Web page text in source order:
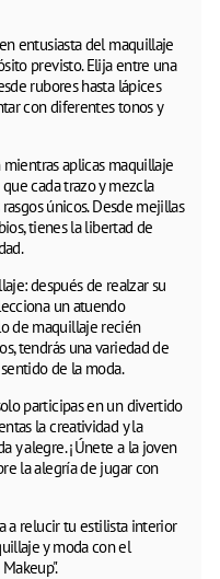
entusiasta del maquillaje
previsto. Elija entre una
rubores hasta lápices
con diferentes tonos y
aplicas maquillaje
cada trazo y mezcla
únicos. Desde mejillas
tienes la libertad de
después de realzar su
un atuendo
de maquillaje recién
tendrás una variedad de
de la moda.
participas en un divertido
la creatividad y la
y alegre. ¡Únete a la joven
la alegría de jugar con
a relucir tu estilista interior
y moda con el